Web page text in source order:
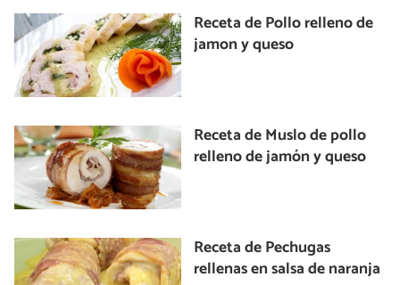
Receta de Pollo relleno de
jamon y queso
Receta de Muslo de pollo
relleno de jamón y queso
Receta de Pechugas
rellenas en salsa de naranja